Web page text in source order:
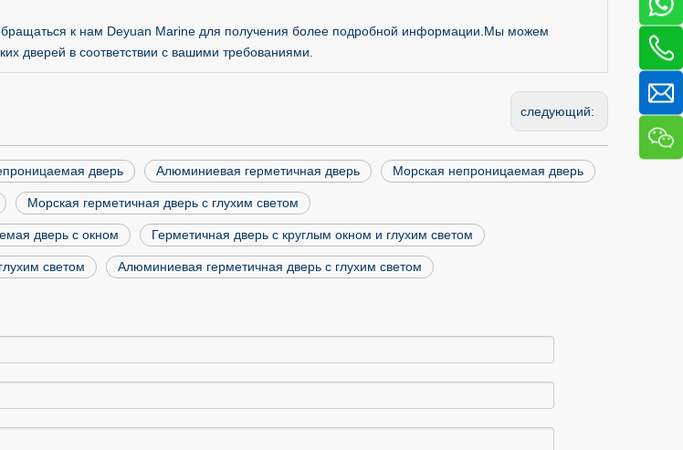
к нам Deyuan Marine для получения более подробной информации.Мы можем
дверей в соответствии с вашими требованиями.
следующий:
дверь Алюминиевая герметичная дверь Морская непроницаемая дверь
Морская герметичная дверь с глухим светом
дверь с окном Герметичная дверь с круглым окном и глухим светом
светом Алюминиевая герметичная дверь с глухим светом